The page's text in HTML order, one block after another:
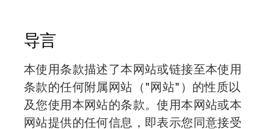
导言
本使用条款描述了本网站或链接至本使用
条款的任何附属网站（"网站"）的性质以
及您使用本网站的条款。使用本网站或本
网站提供的任何信息，即表示您同意接受